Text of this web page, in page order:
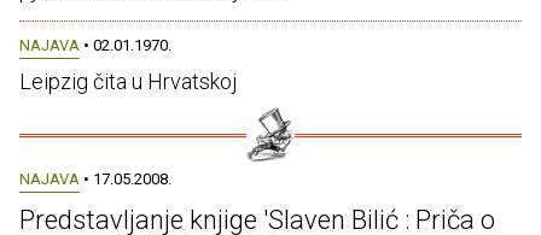
NAJAVA • 02.01.1970.
Leipzig čita u Hrvatskoj
NAJAVA • 17.05.2008.
Predstavljanje knjige 'Slaven Bilić : Priča o